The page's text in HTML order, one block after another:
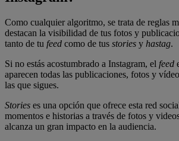
Como cualquier algoritmo, se trata de reglas
destacan la visibilidad de tus fotos y
tanto de tu feed como de tus stories y hastag.
Si no estás acostumbrado a Instagram, el feed
aparecen todas las publicaciones, fotos y
las que sigues.
Stories es una opción que ofrece esta red
momentos e historias a través de fotos y
alcanza un gran impacto en la audiencia.